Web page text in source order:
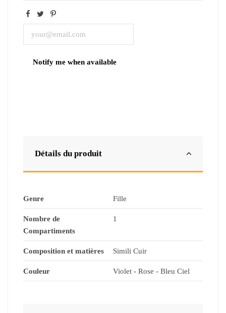
Détails du produit
Genre Fille
Nombre de
Compartiments
1
Composition et matières Simili Cuir
Couleur Violet - Rose - Bleu Ciel